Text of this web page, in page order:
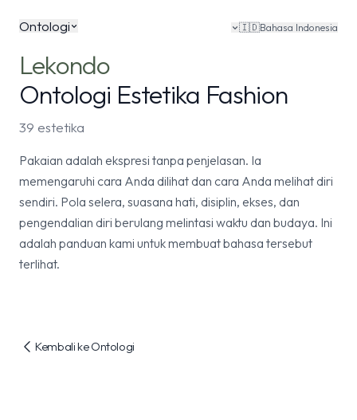
Ontologi 🇮🇩Bahasa Indonesia
Lekondo
Ontologi Estetika Fashion
39 estetika
Pakaian adalah ekspresi tanpa penjelasan. Ia
memengaruhi cara Anda dilihat dan cara Anda melihat diri
sendiri. Pola selera, suasana hati, disiplin, ekses, dan
pengendalian diri berulang melintasi waktu dan budaya. Ini
adalah panduan kami untuk membuat bahasa tersebut
terlihat.
Kembali ke Ontologi